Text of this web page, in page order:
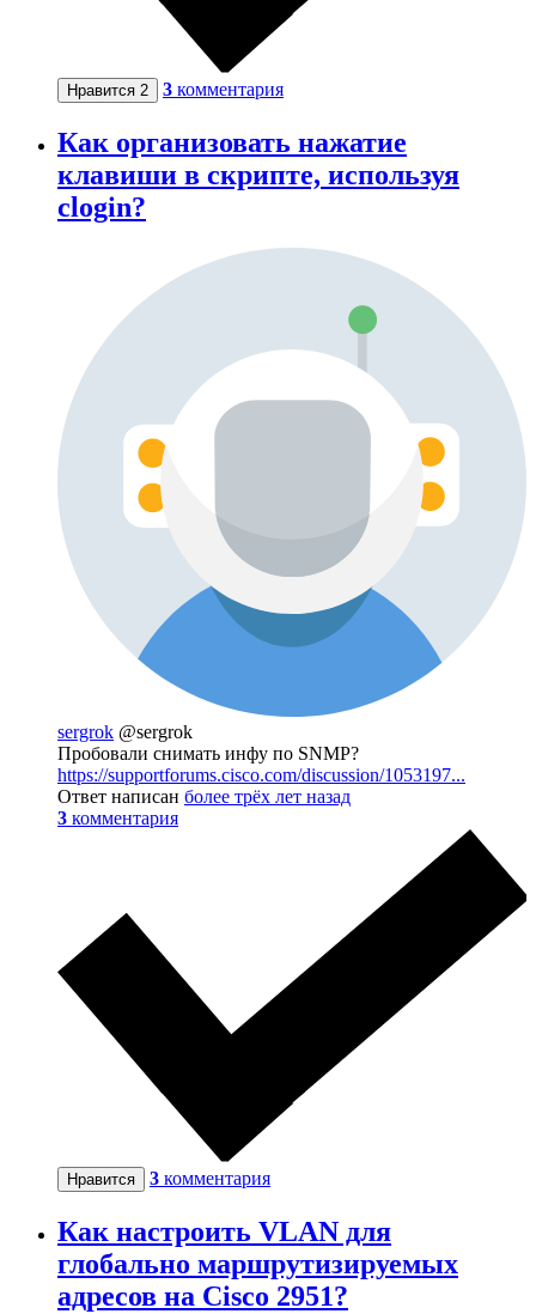
Нравится 2 3 комментария
Как организовать нажатие
клавиши в скрипте, используя
clogin?
sergrok @sergrok
Пробовали снимать инфу по SNMP?
https://supportforums.cisco.com/discussion/1053197...
Ответ написан более трёх лет назад
3 комментария
Нравится 3 комментария
Как настроить VLAN для
глобально маршрутизируемых
адресов на Cisco 2951?